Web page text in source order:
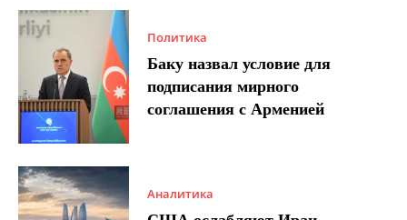
Политика
Баку назвал условие для
подписания мирного
соглашения с Арменией
Аналитика